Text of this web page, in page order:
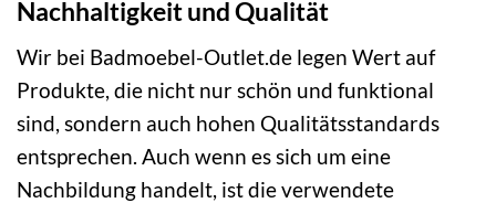
Nachhaltigkeit und Qualität
Wir bei Badmoebel-Outlet.de legen Wert auf
Produkte, die nicht nur schön und funktional
sind, sondern auch hohen Qualitätsstandards
entsprechen. Auch wenn es sich um eine
Nachbildung handelt, ist die verwendete